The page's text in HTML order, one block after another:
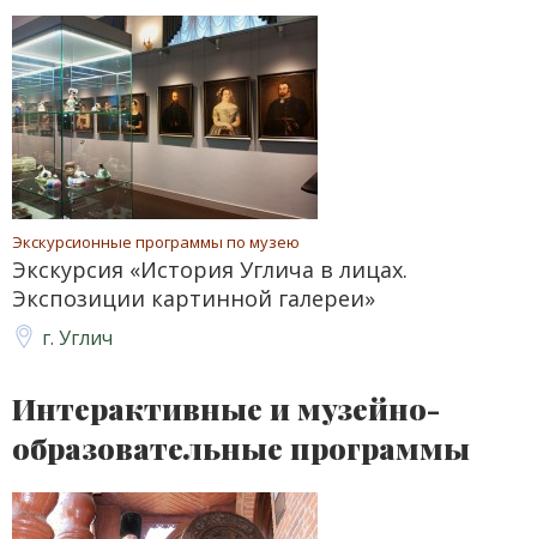
Экскурсионные программы по музею
Экскурсия «История Углича в лицах.
Экспозиции картинной галереи»
г. Углич
Интерактивные и музейно-
образовательные программы